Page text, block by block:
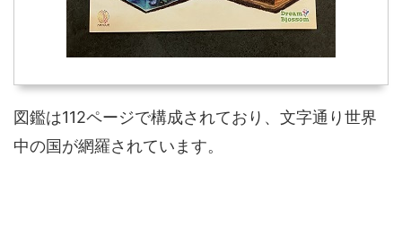
図鑑は112ページで構成されており、文字通り世界
中の国が網羅されています。